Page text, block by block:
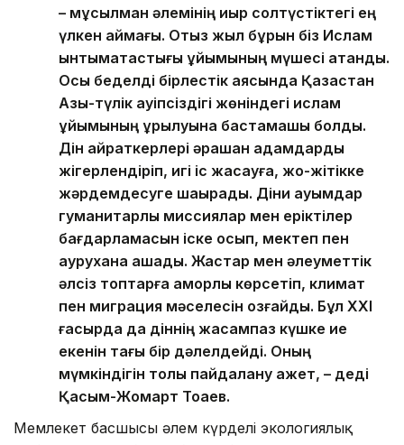
– мұсылман әлемінің қиыр солтүстіктегі ең
үлкен аймағы. Отыз жыл бұрын біз Ислам
ынтымақтастығы ұйымының мүшесі атандық.
Осы беделді бірлестік аясында Қазақстан
Азық-түлік қауіпсіздігі жөніндегі ислам
ұйымының құрылуына бастамашы болды.
Дін қайраткерлері әрқашан адамдарды
жігерлендіріп, игі іс жасауға, жоқ-жітікке
жәрдемдесуге шақырады. Діни қауымдар
гуманитарлық миссиялар мен еріктілер
бағдарламасын іске қосып, мектеп пен
аурухана ашады. Жастар мен әлеуметтік
әлсіз топтарға қамқорлық көрсетіп, климат
пен миграция мәселесін қозғайды. Бұл XXI
ғасырда да діннің жасампаз күшке ие
екенін тағы бір дәлелдейді. Оның
мүмкіндігін толық пайдалану қажет, – деді
Қасым-Жомарт Тоқаев.
Мемлекет басшысы әлем күрделі экологиялық